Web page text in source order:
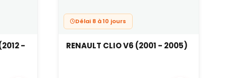
-
Délai 8 à 10 jours
RENAULT CLIO V6 (2001 - 2005)